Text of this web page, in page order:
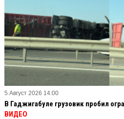
5 Август 2026 14:00
В Гаджигабуле грузовик пробил
ВИДЕО